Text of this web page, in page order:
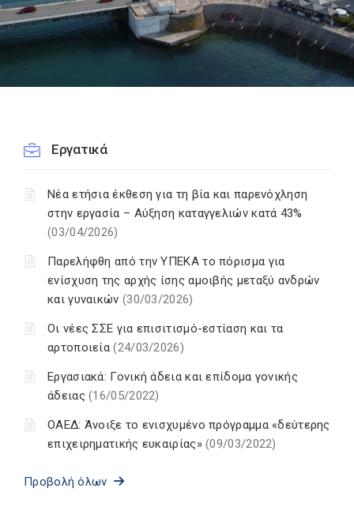
Εργατικά
Νέα ετήσια έκθεση για τη βία και παρενόχληση
στην εργασία – Αύξηση καταγγελιών κατά 43%
(03/04/2026)
Παρελήφθη από την ΥΠΕΚΑ το πόρισμα για
ενίσχυση της αρχής ίσης αμοιβής μεταξύ ανδρών
και γυναικών (30/03/2026)
Οι νέες ΣΣΕ για επισιτισμό-εστίαση και τα
αρτοποιεία(24/03/2026)
Εργασιακά: Γονική άδεια και επίδομα γονικής
άδειας(16/05/2022)
ΟΑΕΔ: Άνοιξε το ενισχυμένο πρόγραμμα «δεύτερης
επιχειρηματικής ευκαιρίας»(09/03/2022)
Προβολή όλων